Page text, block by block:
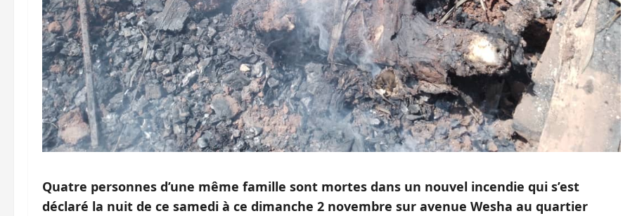
Quatre personnes d’une même famille sont mortes dans un nouvel incendie qui s’est
déclaré la nuit de ce samedi à ce dimanche 2 novembre sur avenue Wesha au quartier